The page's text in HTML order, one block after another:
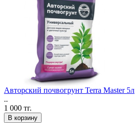
Авторский почвогрунт Terra Master 5л
..
1 000 тг.
В корзину